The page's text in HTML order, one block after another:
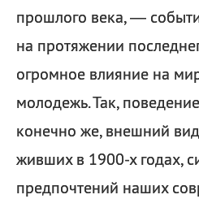
прошлого века, —
на протяжении
огромное влияние на
молодежь. Так,
конечно же, внешний
живших в 1900-х годах,
предпочтений наших